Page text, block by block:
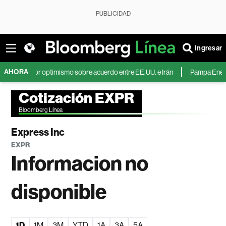
PUBLICIDAD
Ingresar
AHORA
por optimismo sobre acuerdo entre EE.UU. e Irán Pampa Energía
Cotización EXPR
Bloomberg Línea
Express Inc
EXPR
Informacion no
disponible